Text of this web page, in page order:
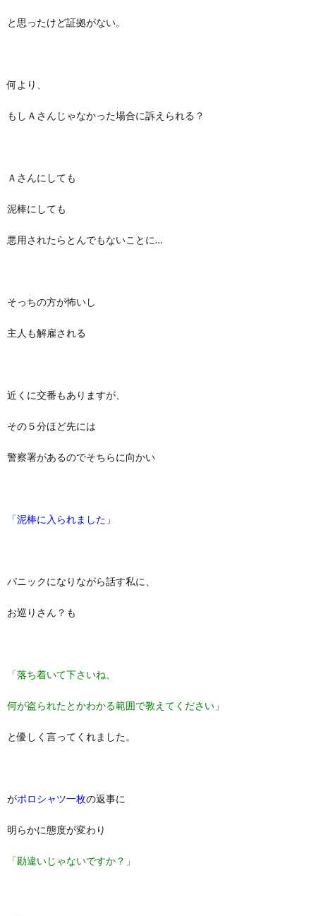
と思ったけど証拠がない。
何より、
もしＡさんじゃなかった場合に訴えられる？
Ａさんにしても
泥棒にしても
悪用されたらとんでもないことに…
そっちの方が怖いし
主人も解雇される
近くに交番もありますが、
その５分ほど先には
警察署があるのでそちらに向かい
「泥棒に入られました」
パニックになりながら話す私に、
お巡りさん？も
「落ち着いて下さいね、
何が盗られたとかわかる範囲で教えてください」
と優しく言ってくれました。
がポロシャツ一枚の返事に
明らかに態度が変わり
「勘違いじゃないですか？」